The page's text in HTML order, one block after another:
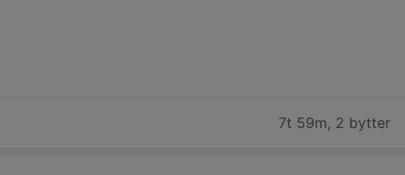
7t 59m, 2 bytter